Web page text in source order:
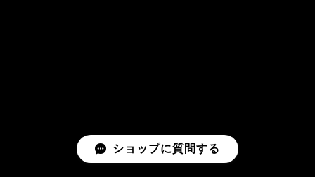
ショップに質問する